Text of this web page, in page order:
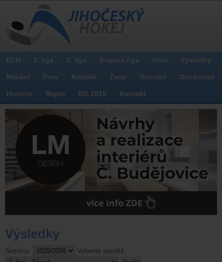
ELH 1. liga 2. liga Krajská liga Univ Výsledky
Mládež Para Amatéři Ženy Veteráni Osobnosti
Historie Repre MS 2015 Kontakt
Výsledky
Sezóna: Vyberte soutěž: